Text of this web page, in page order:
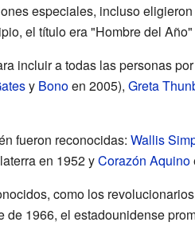
especiales, incluso
el título era "Hombre del
incluir a todas las personas
y Bonoen 2005), Greta
fueron reconocidas: Wallis
en 1952 yCorazón Aquino
como los
1966, el estadounidense